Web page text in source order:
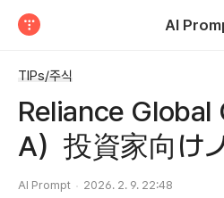
AI
TIPs/주식
Reliance Global
A）投資家向け
AI Prompt 2026. 2. 9. 22:48